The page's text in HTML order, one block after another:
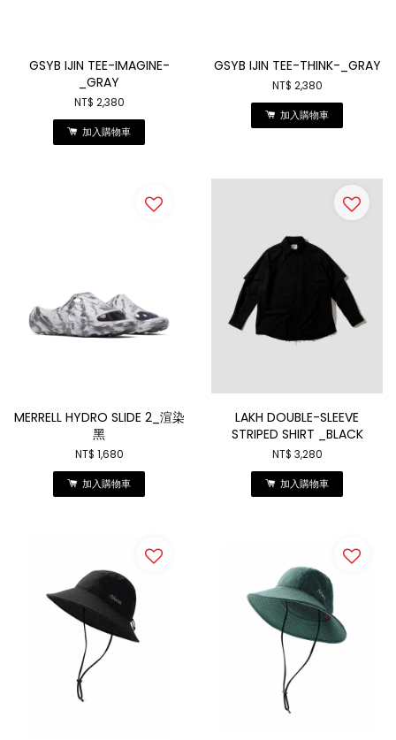
GSYB IJIN TEE-IMAGINE-
_GRAY
NT$ 2,380
加入購物車
GSYB IJIN TEE-THINK-_GRAY
NT$ 2,380
加入購物車
MERRELL HYDRO SLIDE 2_渲染
黑
NT$ 1,680
加入購物車
LAKH DOUBLE-SLEEVE
STRIPED SHIRT _BLACK
NT$ 3,280
加入購物車